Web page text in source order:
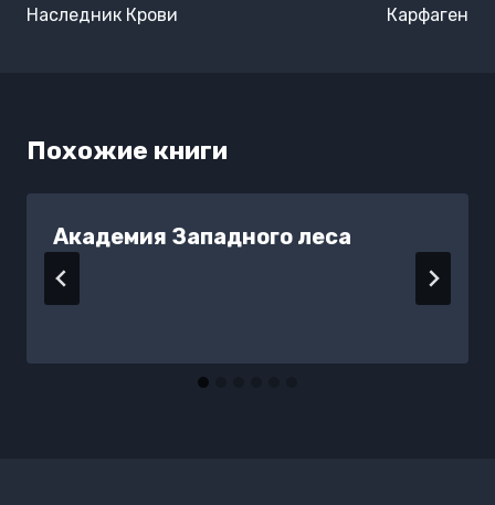
Наследник Крови
Карфаген
Похожие книги
Академия Западного леса